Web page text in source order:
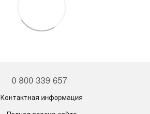
0 800 339 657
Контактная информация